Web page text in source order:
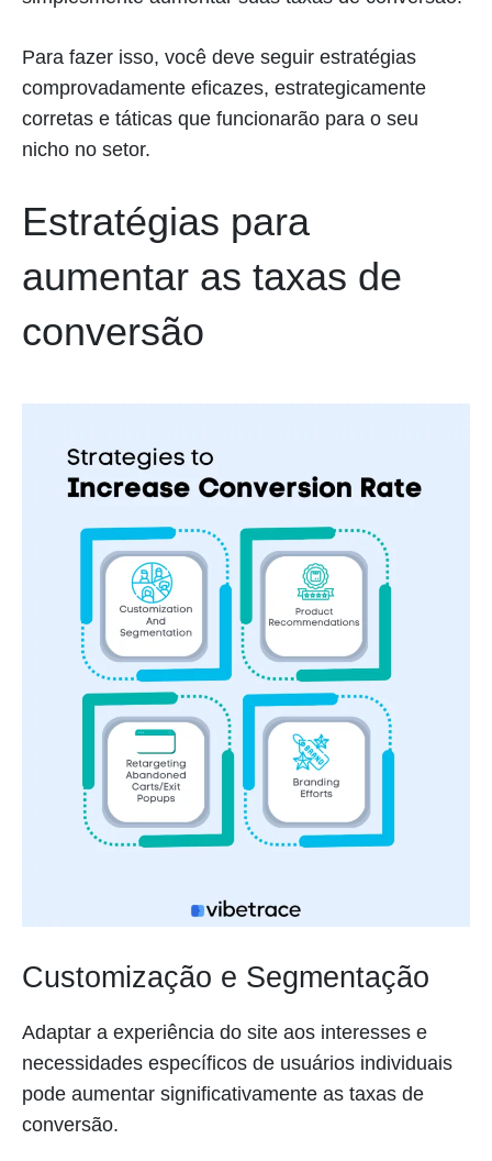
Para fazer isso, você deve seguir estratégias
comprovadamente eficazes, estrategicamente
corretas e táticas que funcionarão para o seu
nicho no setor.
Estratégias para
aumentar as taxas de
conversão
Customização e Segmentação
Adaptar a experiência do site aos interesses e
necessidades específicos de usuários individuais
pode aumentar significativamente as taxas de
conversão.